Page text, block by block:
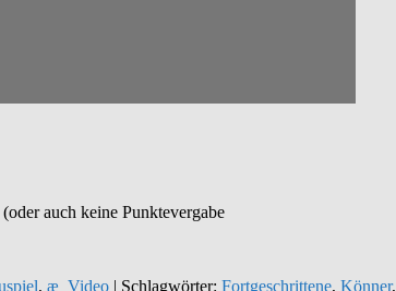
auch keine Punktevergabe
, æ_Video | Schlagwörter: Fortgeschrittene, Könner,